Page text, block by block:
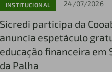
INSTITUCIONAL 24/07/2026
Sicredi participa da
anuncia espetáculo
educação financeira em
da Palha